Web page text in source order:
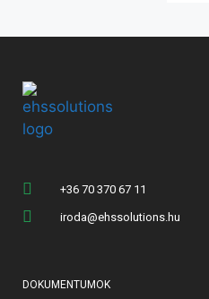
+36 70 370 67 11
iroda@ehssolutions.hu
DOKUMENTUMOK